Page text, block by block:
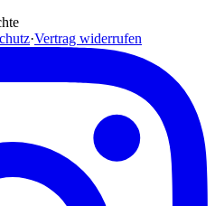
·Vertrag widerrufen